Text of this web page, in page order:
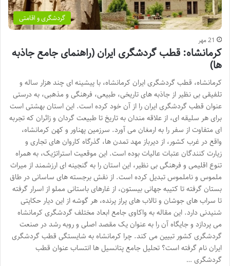
گردشگری و اقامتی
21 مهر
کرمانشاه: قطب گردشگری ایران (راهنمای جامع جاذبه
ها)
کرمانشاه، قطب گردشگری ایران کرمانشاه، با پیشینه ای چند هزار ساله و
تلفیقی بی نظیر از جاذبه های تاریخی، طبیعی، فرهنگی و مذهبی، به درستی
عنوان قطب گردشگری ایران را از آن خود کرده است. این استان بهشتی است
برای هر سلیقه ای، از علاقه مندان به تاریخ تا طبیعت گردان و زائران که تجربه
ای متفاوت از سفر را به ارمغان می آورد. سرزمین پهناور و کهن کرمانشاه،
واقع در غرب کشور، از دیرباز مهد تمدن ها، گذرگاه کاروان های تجاری و
زیارت کنندگان عتبات عالیات بوده است. این موقعیت استراتژیک، به همراه
تنوع اقلیمی و فرهنگی بی نظیر، این استان را به گنجینه ای ارزشمند از میراث
ملموس و ناملموس تبدیل کرده است. از نقش برجسته های ساسانی در طاق
بستان گرفته تا کتیبه جهانی بیستون، از غارهای باستانی مملو از اسرار گرفته
تا سراب های جوشان و تالاب های پراز پرنده، هر گوشه از این دیار حکایتی
شنیدنی دارد. این مقاله به واکاوی جامع ابعاد مختلف گردشگری کرمانشاه
می پردازد و جایگاه آن را به عنوان یک مقصد اصلی و روبه رشد در صنعت
گردشگری کشور تبیین می کند. چرا کرمانشاه به شایستگی قطب گردشگری
ایران نام گرفته است؟ تحلیل جامع پتانسیل ها انتساب عنوان قطب
گردشگری …